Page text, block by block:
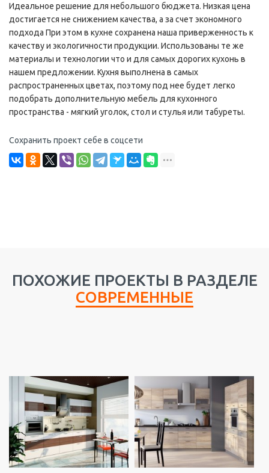
Идеальное решение для небольшого бюджета. Низкая цена
достигается не снижением качества, а за счет экономного
подхода При этом в кухне сохранена наша приверженность к
качеству и экологичности продукции. Использованы те же
материалы и технологии что и для самых дорогих кухонь в
нашем предложении. Кухня выполнена в самых
распространенных цветах, поэтому под нее будет легко
подобрать дополнительную мебель для кухонного
пространства - мягкий уголок, стол и стулья или табуреты.
Сохранить проект себе в соцсети
ПОХОЖИЕ ПРОЕКТЫ В РАЗДЕЛЕ
СОВРЕМЕННЫЕ